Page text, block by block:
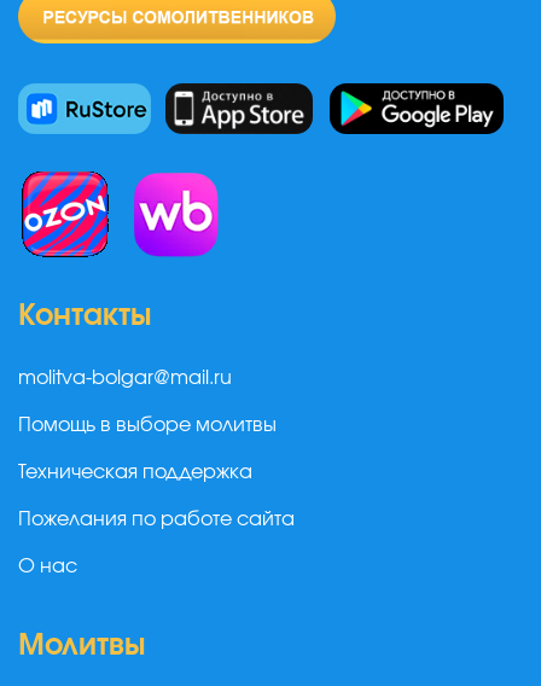
Контакты
molitva-bolgar@mail.ru
Помощь в выборе молитвы
Техническая поддержка
Пожелания по работе сайта
О нас
Молитвы